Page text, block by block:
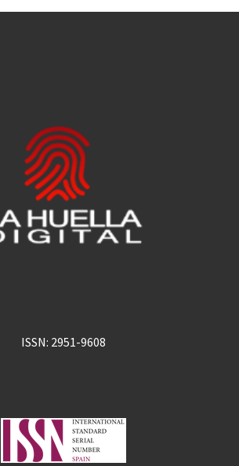
ISSN: 2951-9608